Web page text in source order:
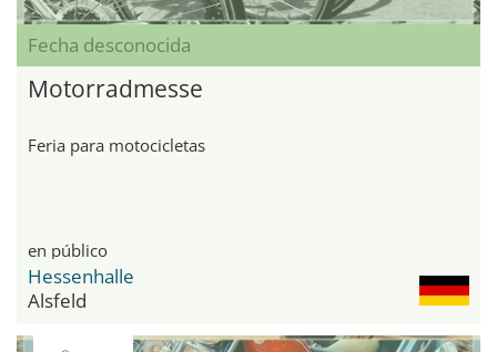
Fecha desconocida
Motorradmesse
Feria para motocicletas
en público
Hessenhalle
Alsfeld